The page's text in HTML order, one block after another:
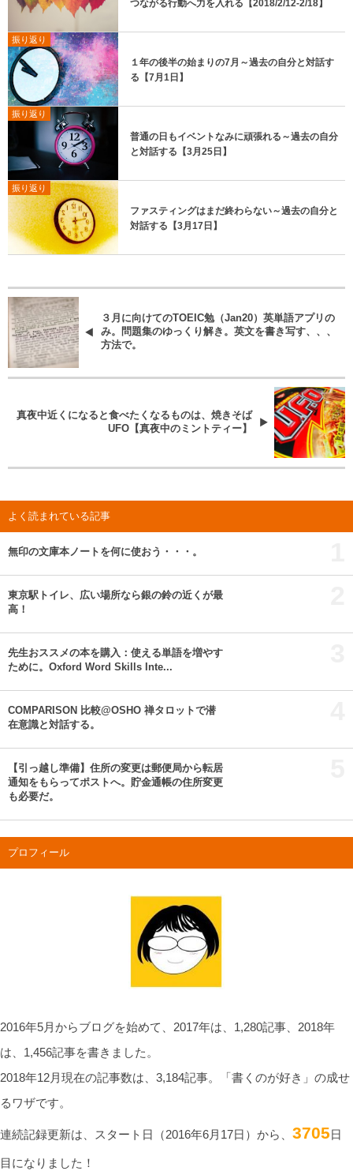
つながる行動へ力を入れる【2018/2/12-2/18】
振り返り
１年の後半の始まりの7月～過去の自分と対話す
る【7月1日】
振り返り
普通の日もイベントなみに頑張れる～過去の自分
と対話する【3月25日】
振り返り
ファスティングはまだ終わらない～過去の自分と
対話する【3月17日】
３月に向けてのTOEIC勉（Jan20）英単語アプリの
み。問題集のゆっくり解き。英文を書き写す、、、
方法で。
真夜中近くになると食べたくなるものは、焼きそば
UFO【真夜中のミントティー】
よく読まれている記事
無印の文庫本ノートを何に使おう・・・。
東京駅トイレ、広い場所なら銀の鈴の近くが最
高！
先生おススメの本を購入：使える単語を増やす
ために。Oxford Word Skills Inte...
COMPARISON 比較@OSHO 禅タロットで潜
在意識と対話する。
【引っ越し準備】住所の変更は郵便局から転居
通知をもらってポストへ。貯金通帳の住所変更
も必要だ。
プロフィール
2016年5月からブログを始めて、2017年は、1,280記事、2018年
は、1,456記事を書きました。
2018年12月現在の記事数は、3,184記事。「書くのが好き」の成せ
るワザです。
連続記録更新は、スタート日（2016年6月17日）から、 3705日
目になりました！